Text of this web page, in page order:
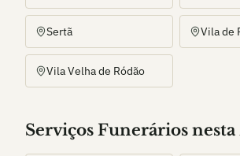
Sertã Vila de
Vila Velha de Ródão
Serviços Funerários nesta